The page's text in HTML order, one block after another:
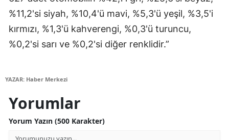
%11,2'si siyah, %10,4'ü mavi, %5,3'ü yeşil, %3,5'i
kırmızı, %1,3'ü kahverengi, %0,3'ü turuncu,
%0,2'si sarı ve %0,2'si diğer renklidir.”
YAZAR: Haber Merkezi
Yorumlar
Yorum Yazın (500 Karakter)